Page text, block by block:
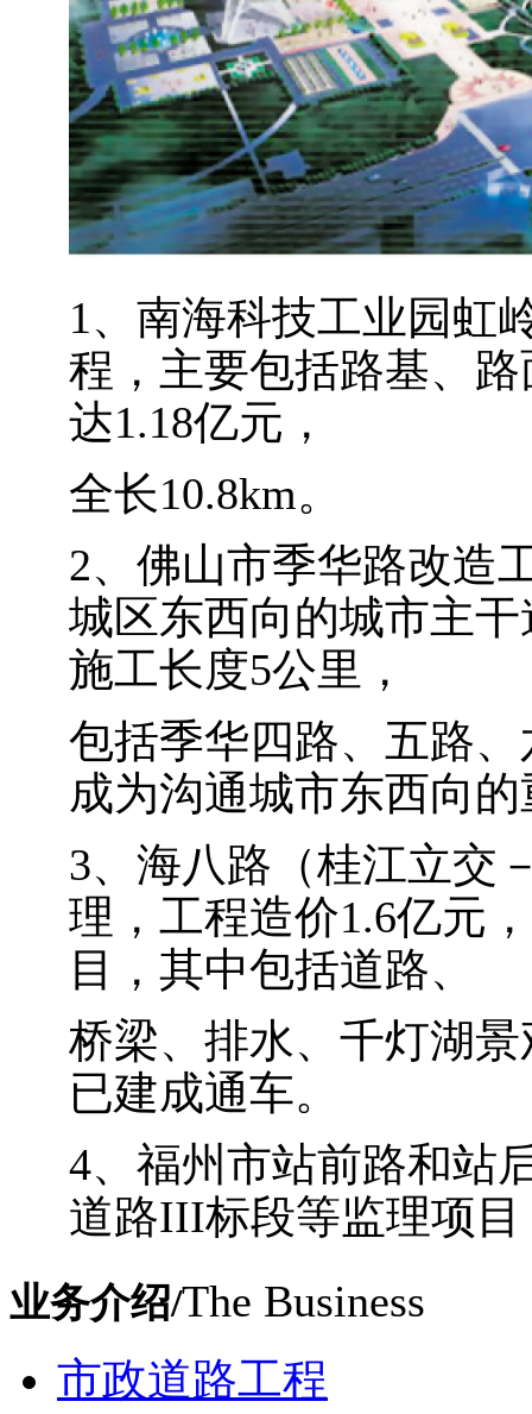
1、南海科技工业园虹
程，主要包括路基、
达1.18亿元，
全长10.8km。
2、佛山市季华路改造
城区东西向的城市主
施工长度5公里，
包括季华四路、五路
成为沟通城市东西向
3、海八路（桂江立交
理，工程造价1.6亿元
目，其中包括道路、
桥梁、排水、千灯湖
已建成通车。
4、福州市站前路和站
道路III标段等监理项目
业务介绍/The Business
市政道路工程